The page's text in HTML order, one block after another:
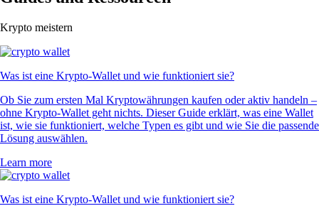
Krypto meistern
Was ist eine Krypto-Wallet und wie funktioniert sie?
Ob Sie zum ersten Mal Kryptowährungen kaufen oder aktiv handeln –
ohne Krypto-Wallet geht nichts. Dieser Guide erklärt, was eine Wallet
ist, wie sie funktioniert, welche Typen es gibt und wie Sie die passende
Lösung auswählen.
Learn more
Was ist eine Krypto-Wallet und wie funktioniert sie?